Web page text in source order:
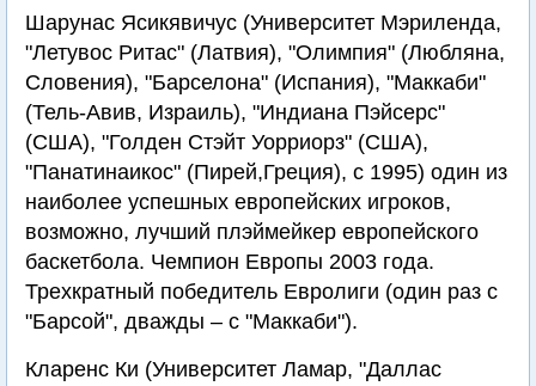
Шарунас Ясикявичус (Университет Мэриленда,
"Летувос Ритас" (Латвия), "Олимпия" (Любляна,
Словения), "Барселона" (Испания), "Маккаби"
(Тель-Авив, Израиль), "Индиана Пэйсерс"
(США), "Голден Стэйт Уорриорз" (США),
"Панатинаикос" (Пирей,Греция), с 1995) один из
наиболее успешных европейских игроков,
возможно, лучший плэймейкер европейского
баскетбола. Чемпион Европы 2003 года.
Трехкратный победитель Евролиги (один раз с
"Барсой", дважды – с "Маккаби").
Кларенс Ки (Университет Ламар, "Даллас